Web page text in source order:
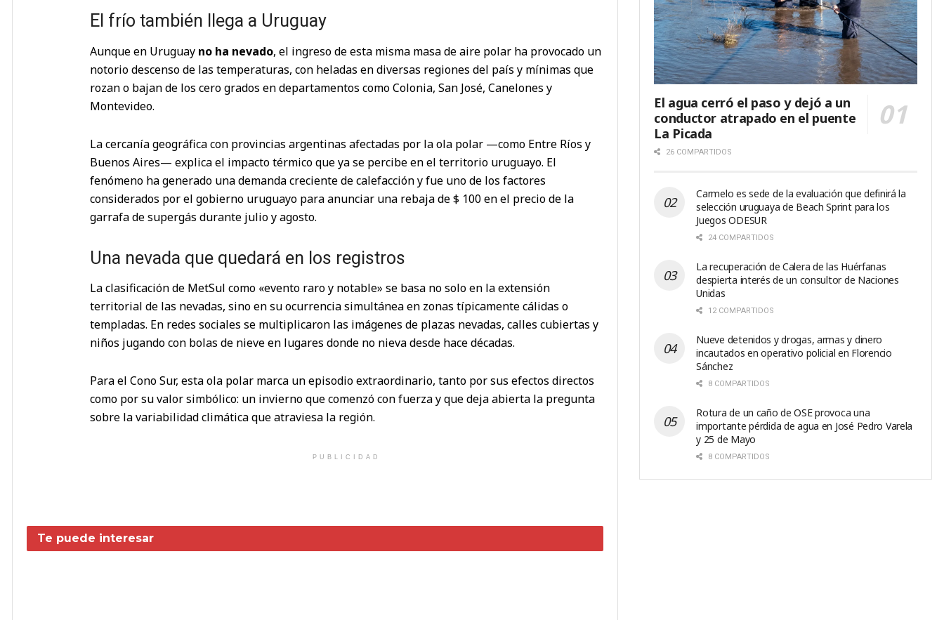
El frío también llega a Uruguay
Aunque en Uruguay no ha nevado, el ingreso de esta misma masa de aire polar ha provocado un
notorio descenso de las temperaturas, con heladas en diversas regiones del país y mínimas que
rozan o bajan de los cero grados en departamentos como Colonia, San José, Canelones y
Montevideo.
La cercanía geográfica con provincias argentinas afectadas por la ola polar —como Entre Ríos y
Buenos Aires— explica el impacto térmico que ya se percibe en el territorio uruguayo. El
fenómeno ha generado una demanda creciente de calefacción y fue uno de los factores
considerados por el gobierno uruguayo para anunciar una rebaja de $ 100 en el precio de la
garrafa de supergás durante julio y agosto.
Una nevada que quedará en los registros
La clasificación de MetSul como «evento raro y notable» se basa no solo en la extensión
territorial de las nevadas, sino en su ocurrencia simultánea en zonas típicamente cálidas o
templadas. En redes sociales se multiplicaron las imágenes de plazas nevadas, calles cubiertas y
niños jugando con bolas de nieve en lugares donde no nieva desde hace décadas.
Para el Cono Sur, esta ola polar marca un episodio extraordinario, tanto por sus efectos directos
como por su valor simbólico: un invierno que comenzó con fuerza y que deja abierta la pregunta
sobre la variabilidad climática que atraviesa la región.
PUBLICIDAD
Te puede interesar
El agua cerró el paso y dejó a un
conductor atrapado en el puente
La Picada
26 COMPARTIDOS
Carmelo es sede de la evaluación que definirá la
selección uruguaya de Beach Sprint para los
Juegos ODESUR
24 COMPARTIDOS
La recuperación de Calera de las Huérfanas
despierta interés de un consultor de Naciones
Unidas
12 COMPARTIDOS
Nueve detenidos y drogas, armas y dinero
incautados en operativo policial en Florencio
Sánchez
8 COMPARTIDOS
Rotura de un caño de OSE provoca una
importante pérdida de agua en José Pedro Varela
y 25 de Mayo
8 COMPARTIDOS